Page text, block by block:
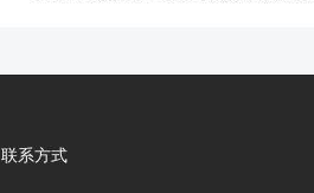
联系方式